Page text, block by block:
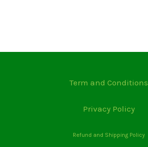
Term and Conditions
Privacy Policy
Refund and Shipping Policy